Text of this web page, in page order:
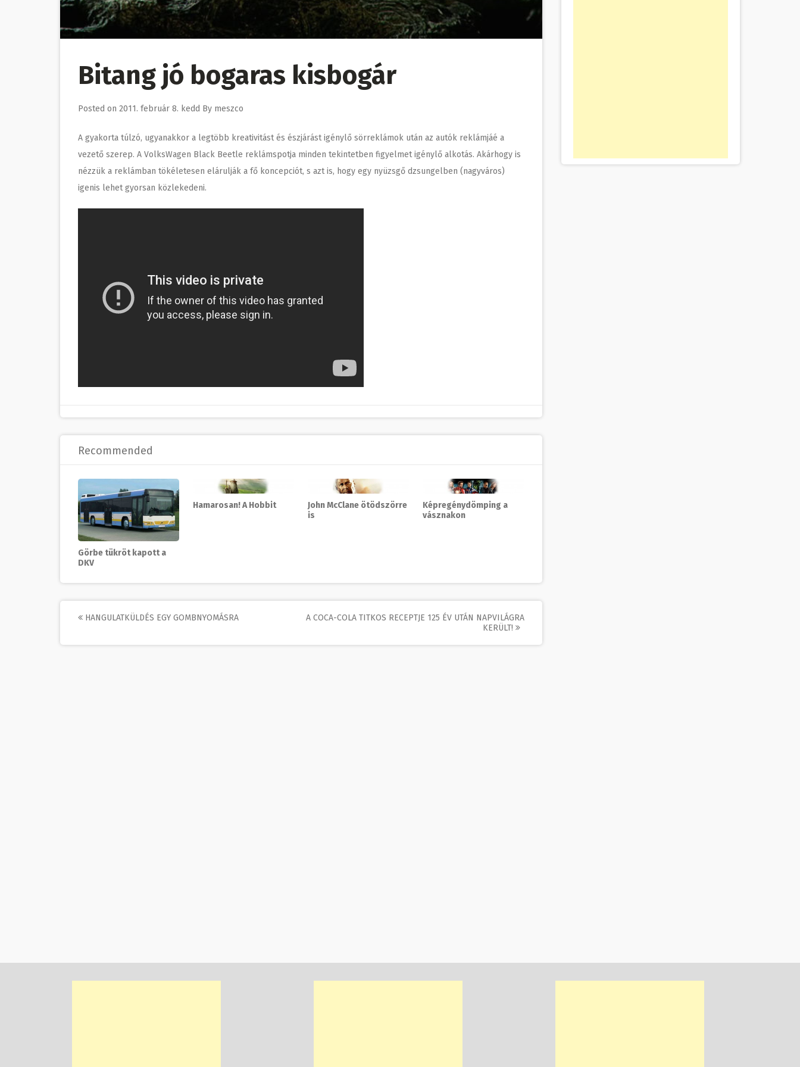
Bitang jó bogaras kisbogár
Posted on 2011. február 8. kedd By meszco
A gyakorta túlzó, ugyanakkor a legtöbb kreativitást és észjárást igénylő sörreklámok után az autók reklámjáé a
vezető szerep. A VolksWagen Black Beetle reklámspotja minden tekintetben figyelmet igénylő alkotás. Akárhogy is
nézzük a reklámban tökéletesen elárulják a fő koncepciót, s azt is, hogy egy nyüzsgő dzsungelben (nagyváros)
igenis lehet gyorsan közlekedeni.
Recommended
Görbe tükröt kapott a
DKV
Hamarosan! A Hobbit
John McClane ötödszörre
is
Képregénydömping a
vásznakon
Post
HANGULATKÜLDÉS EGY GOMBNYOMÁSRA
A COCA-COLA TITKOS RECEPTJE 125 ÉV UTÁN NAPVILÁGRA
KERÜLT!